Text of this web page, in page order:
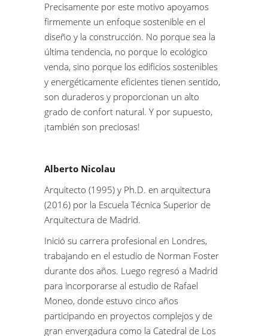
Precisamente por este motivo apoyamos
firmemente un enfoque sostenible en el
diseño y la construcción. No porque sea la
última tendencia, no porque lo ecológico
venda, sino porque los edificios sostenibles
y energéticamente eficientes tienen sentido,
son duraderos y proporcionan un alto
grado de confort natural. Y por supuesto,
¡también son preciosas!
Alberto Nicolau
Arquitecto (1995) y Ph.D. en arquitectura
(2016) por la Escuela Técnica Superior de
Arquitectura de Madrid.
Inició su carrera profesional en Londres,
trabajando en el estudio de Norman Foster
durante dos años. Luego regresó a Madrid
para incorporarse al estudio de Rafael
Moneo, donde estuvo cinco años
participando en proyectos complejos y de
gran envergadura como la Catedral de Los